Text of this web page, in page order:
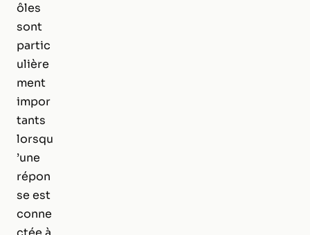
ôles
sont
partic
ulière
ment
impor
tants
lorsqu
’une
répon
se est
conne